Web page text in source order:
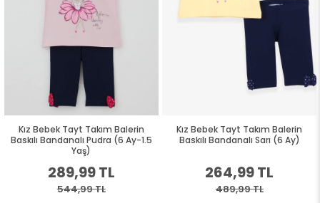
Kız Bebek Tayt Takım Balerin
Baskılı Bandanalı Pudra (6 Ay-1.5
Yaş)
289,99 TL
544,99 TL
Kız Bebek Tayt Takım Balerin
Baskılı Bandanalı Sarı (6 Ay)
264,99 TL
489,99 TL